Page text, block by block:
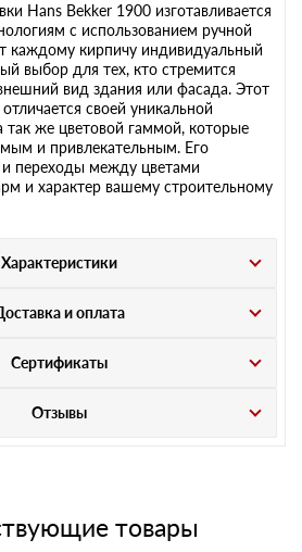
Hans Bekker 1900 изготавливается
с использованием ручной
каждому кирпичу индивидуальный
выбор для тех, кто стремится
вид здания или фасада. Этот
своей уникальной
так же цветовой гаммой, которые
и привлекательным. Его
и переходы между цветами
и характер вашему строительному
Характеристики
и оплата
Сертификаты
Отзывы
товары